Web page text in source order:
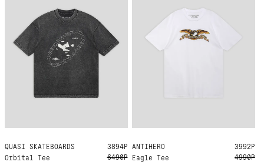
QUASI SKATEBOARDS
Orbital Tee
M L XL
3894Р
6490Р
ANTIHERO
Eagle Tee
L XL
3992Р
4990Р